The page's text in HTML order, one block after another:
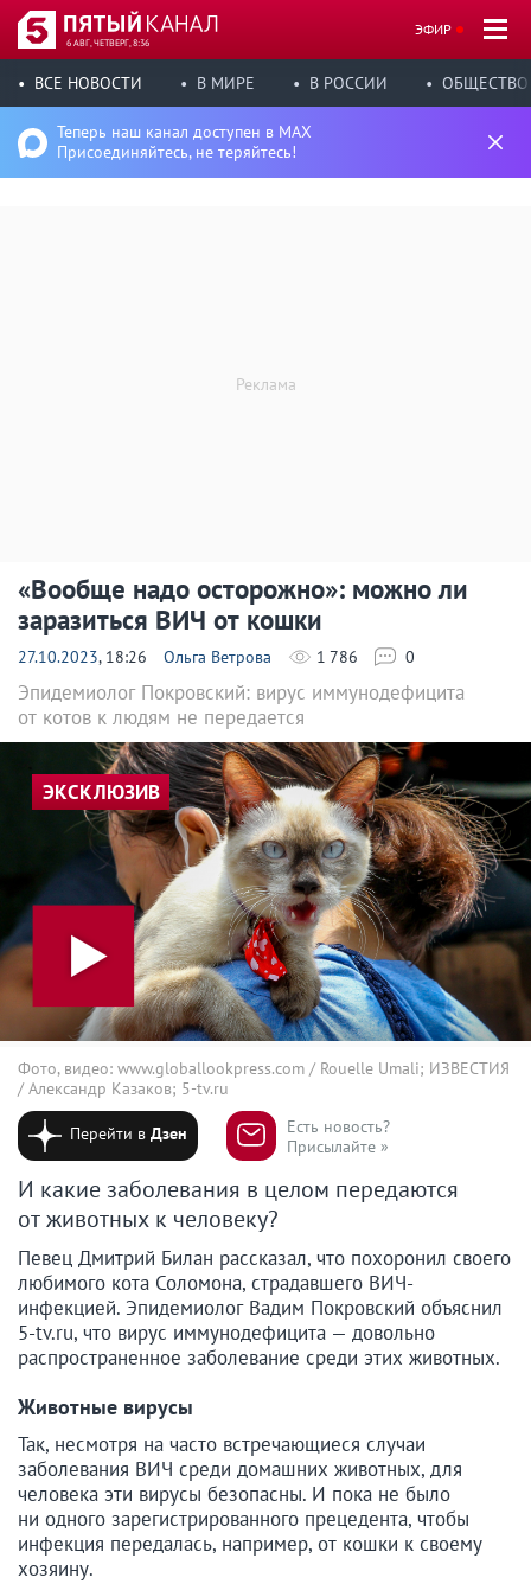
6 АВГ, ЧЕТВЕРГ, 8:36
ЭФИР
ВСЕ НОВОСТИ В МИРЕ В РОССИИ ОБЩЕСТВО
Теперь наш канал доступен в MAX
Присоединяйтесь, не теряйтесь!
«Вообще надо осторожно»: можно ли
заразиться ВИЧ от кошки
27.10.2023, 18:26 Ольга Ветрова 1 786 0
Эпидемиолог Покровский: вирус иммунодефицита
от котов к людям не передается
ЭКСКЛЮЗИВ
Фото, видео: www.globallookpress.com / Rouelle Umali; ИЗВЕСТИЯ
/ Александр Казаков; 5-tv.ru
Перейти вДзен
Есть новость?
Присылайте »
И какие заболевания в целом передаются
от животных к человеку?
Певец Дмитрий Билан рассказал, что похоронил своего
любимого кота Соломона, страдавшего ВИЧ-
инфекцией. Эпидемиолог Вадим Покровский объяснил
5-tv.ru, что вирус иммунодефицита — довольно
распространенное заболевание среди этих животных.
Животные вирусы
Так, несмотря на часто встречающиеся случаи
заболевания ВИЧ среди домашних животных, для
человека эти вирусы безопасны. И пока не было
ни одного зарегистрированного прецедента, чтобы
инфекция передалась, например, от кошки к своему
хозяину.